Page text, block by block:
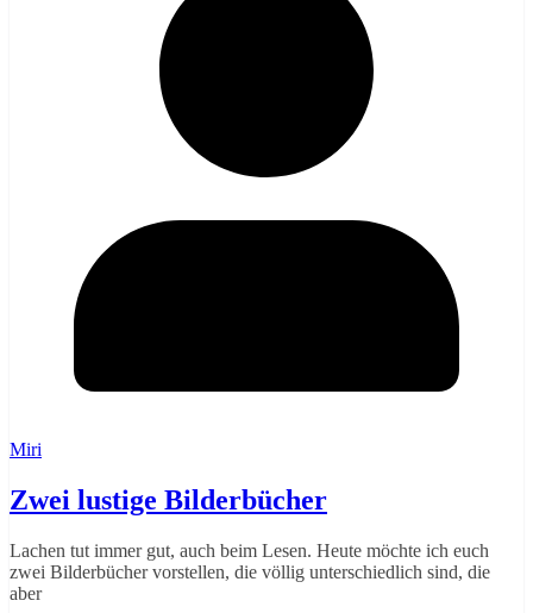
Miri
Zwei lustige Bilderbücher
Lachen tut immer gut, auch beim Lesen. Heute möchte ich euch
zwei Bilderbücher vorstellen, die völlig unterschiedlich sind, die
aber